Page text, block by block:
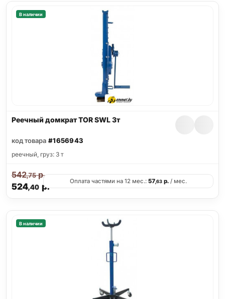
В наличии
Реечный домкрат TOR SWL 3т
код товара #1656943
реечный, груз: 3 т
524,40р.
542,75р.
Оплата частями на 12 мес.: 57,63 р. / мес.
В наличии